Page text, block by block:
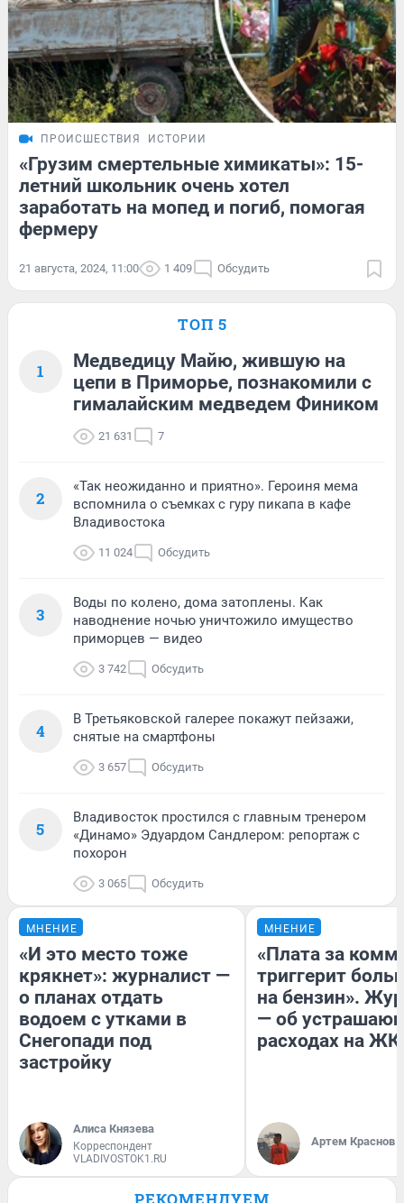
ПРОИСШЕСТВИЯ ИСТОРИИ
«Грузим смертельные химикаты»: 15-
летний школьник очень хотел
заработать на мопед и погиб, помогая
фермеру
21 августа, 2024, 11:00 1 409 Обсудить
ТОП 5
1
Медведицу Майю, жившую на
цепи в Приморье, познакомили с
гималайским медведем Фиником
21 631 7
2
«Так неожиданно и приятно». Героиня мема
вспомнила о съемках с гуру пикапа в кафе
Владивостока
11 024 Обсудить
3
Воды по колено, дома затоплены. Как
наводнение ночью уничтожило имущество
приморцев — видео
3 742 Обсудить
4
В Третьяковской галерее покажут пейзажи,
снятые на смартфоны
3 657 Обсудить
5
Владивосток простился с главным тренером
«Динамо» Эдуардом Сандлером: репортаж с
похорон
3 065 Обсудить
МНЕНИЕ
«И это место тоже
крякнет»: журналист —
о планах отдать
водоем с утками в
Снегопади под
застройку
Алиса Князева
Корреспондент
VLADIVOSTOK1.RU
МНЕНИЕ
«Плата за
триггерит
на бензин».
— об
расходах на
Артем Краснов
РЕКОМЕНДУЕМ